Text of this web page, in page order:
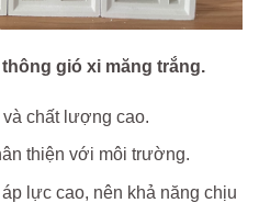
gió xi măng trắng.
chất lượng cao.
thiện với môi trường.
lực cao, nên khả năng chịu